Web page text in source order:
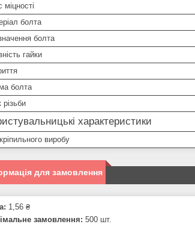
міцності
болта
болта
гайки
болта
різьби
характеристики
виробу
для замовлення
1,56 ₴
замовлення: 500 шт.